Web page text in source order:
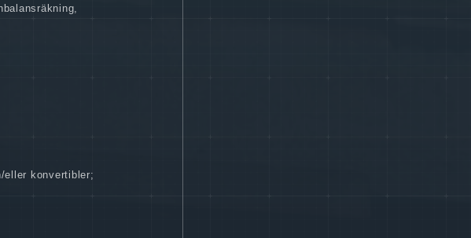
eller konvertibler;